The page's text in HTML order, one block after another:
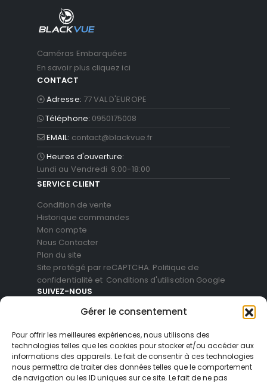
Gérer le consentement
Pour offrir les meilleures expériences, nous utilisons des
technologies telles que les cookies pour stocker et/ou accéder aux
informations des appareils. Le fait de consentir à ces technologies
nous permettra de traiter des données telles que le comportement
de navigation ou les ID uniques sur ce site. Le fait de ne pas
Caméras Embarquées
En savoir plus cliquez ici
CONTACT
Adresse: 77 VAL D'EUROPE
Téléphone: 0950175008
EMAIL: contact@blackvue.fr
Heures d'ouverture:
Lundi au Vendredi 9:00-18:00
SERVICE CLIENT
Condition de vente
Historique commandes
Mon compte
Nous Contacter
Plan du site
Site protégé par reCAPTCHA. Politique de
confidentialité et Conditions d'utilisation Google
SUIVEZ-NOUS